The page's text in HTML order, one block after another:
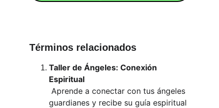
Términos relacionados
Taller de Ángeles: Conexión
Espiritual
guardianes y recibe su guía espiritual